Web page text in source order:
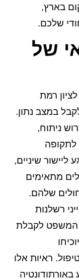
בארץ,
שלכם.
של
רמת
במצב נתון.
ניתוח,
לתקופה
ליישור שיניים,
מתאימים
שלהם.
רשלנות
המשפט לקבלת
ראיות אלו